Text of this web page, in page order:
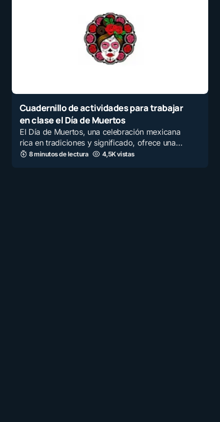
Cuadernillo de actividades para trabajar
en clase el Día de Muertos
El Día de Muertos, una celebración mexicana
rica en tradiciones y significado, ofrece una…
8 minutos de lectura 4,5K vistas